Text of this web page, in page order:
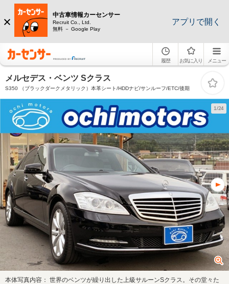
中古車情報カーセンサー
Recruit Co., Ltd.
無料 － Google Play
アプリで開く
履歴 お気に入り メニュー
メルセデス・ベンツ Sクラス
S350 （ブラックダークメタリック）本革シート/HDDナビ/サンルーフ/ETC/後期
1/24
本体写真内容： 世界のベンツが繰り出した上級サルーンSクラス。その堂々た